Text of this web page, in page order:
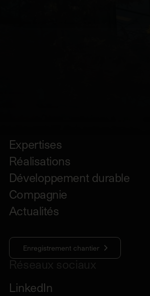
Expertises
Réalisations
Développement durable
Compagnie
Actualités
Enregistrement chantier
LinkedIn